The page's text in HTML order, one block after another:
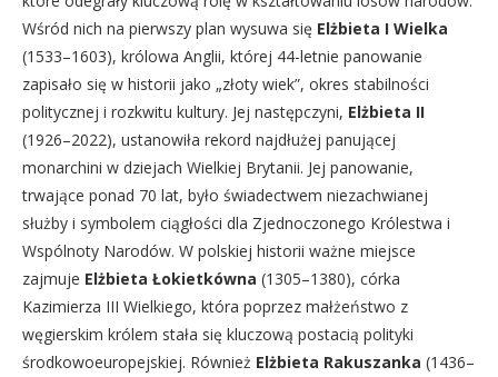
Wśród nich na pierwszy plan wysuwa się Elżbieta I Wielka
(1533–1603), królowa Anglii, której 44-letnie panowanie
zapisało się w historii jako „złoty wiek”, okres stabilności
politycznej i rozkwitu kultury. Jej następczyni, Elżbieta II
(1926–2022), ustanowiła rekord najdłużej panującej
monarchini w dziejach Wielkiej Brytanii. Jej panowanie,
trwające ponad 70 lat, było świadectwem niezachwianej
służby i symbolem ciągłości dla Zjednoczonego Królestwa i
Wspólnoty Narodów. W polskiej historii ważne miejsce
zajmuje Elżbieta Łokietkówna (1305–1380), córka
Kazimierza III Wielkiego, która poprzez małżeństwo z
węgierskim królem stała się kluczową postacią polityki
środkowoeuropejskiej. Również Elżbieta Rakuszanka (1436–